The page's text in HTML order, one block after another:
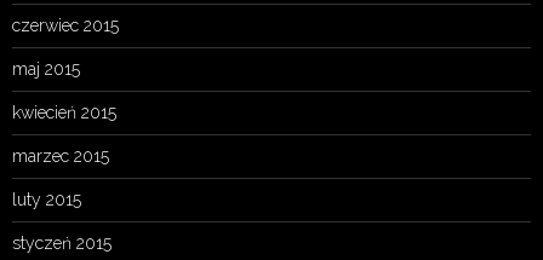
czerwiec 2015
maj 2015
kwiecień 2015
marzec 2015
luty 2015
styczeń 2015